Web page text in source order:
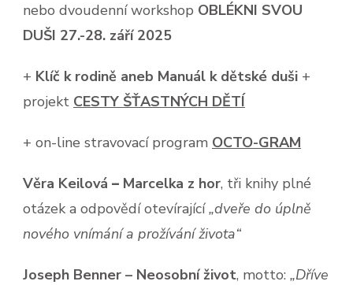
nebo dvoudenní workshop OBLÉKNI SVOU
DUŠI 27.-28. září 2025
+ Klíč k rodině aneb Manuál k dětské duši +
projekt CESTY ŠŤASTNÝCH DĚTÍ
+ on-line stravovací program OCTO-GRAM
Věra Keilová – Marcelka z hor, tři knihy plné
otázek a odpovědí otevírající„dveře do úplně
nového vnímání a prožívání života“
Joseph Benner – Neosobní život, motto: „Dříve